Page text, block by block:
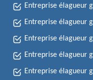
Entreprise élagueur
Entreprise élagueur
Entreprise élagueur
Entreprise élagueur
Entreprise élagueur